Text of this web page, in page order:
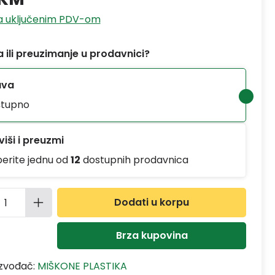
uključenim PDV-om
ili preuzimanje u prodavnici?
i preuzmi
jednu od12 dostupnih prodavnica
proizvoda: Unesite željenu
Dodati u korpu
Brza kupovina
MIŠKONE PLASTIKA